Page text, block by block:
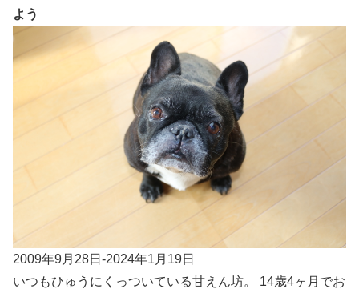
よう
2009年9月28日-2024年1月19日
いつもひゅうにくっついている甘えん坊。 14歳4ヶ月でお